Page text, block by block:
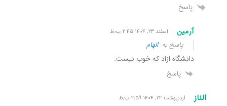
پاسخ
آرمین اسفند ۲۳, ۱۴۰۴ ۲:۴۵ ب٫ظ
پاسخ بهالهام
دانشگاه ازاد که خوب نیست.
پاسخ
الناز اردیبهشت ۲۳, ۱۴۰۴ ۲:۵۹ ب٫ظ